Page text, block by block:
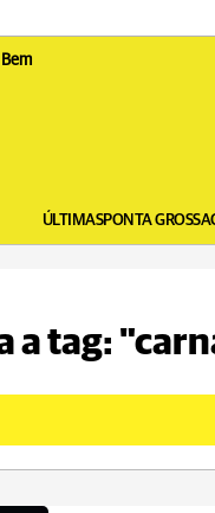
ÚLTIMASPONTA GROSSA
a tag: